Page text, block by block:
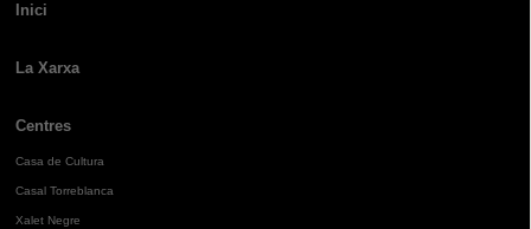
Inici
La Xarxa
Centres
Casa de Cultura
Casal Torreblanca
Xalet Negre